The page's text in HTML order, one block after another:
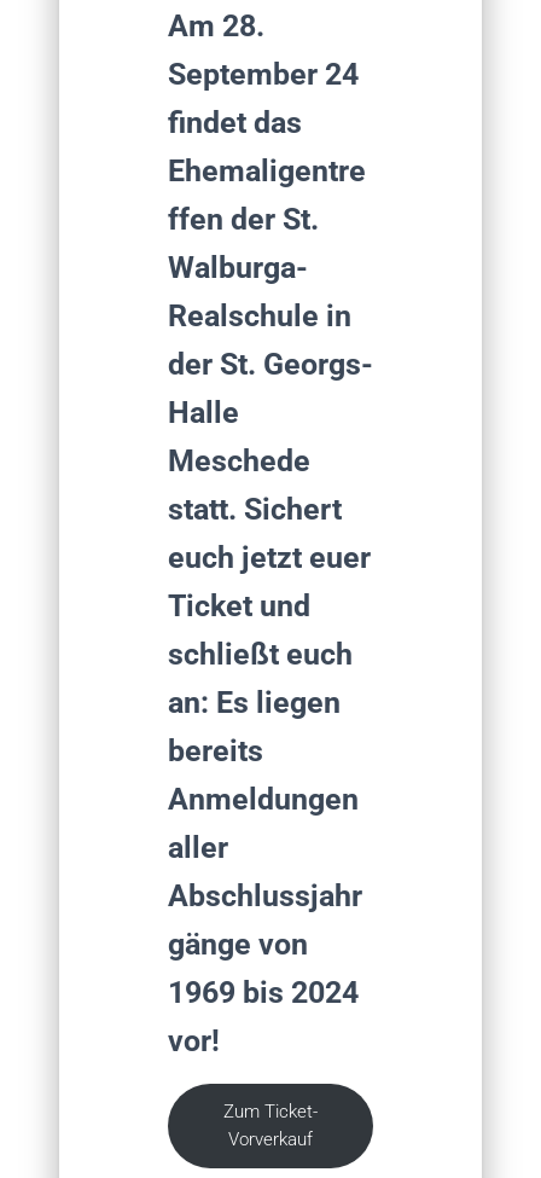
Am 28.
September 24
findet das
Ehemaligentre
ffen der St.
Walburga-
Realschule in
der St. Georgs-
Halle
Meschede
statt. Sichert
euch jetzt euer
Ticket und
schließt euch
an: Es liegen
bereits
Anmeldungen
aller
Abschlussjahr
gänge von
1969 bis 2024
vor!
Zum Ticket-
Vorverkauf